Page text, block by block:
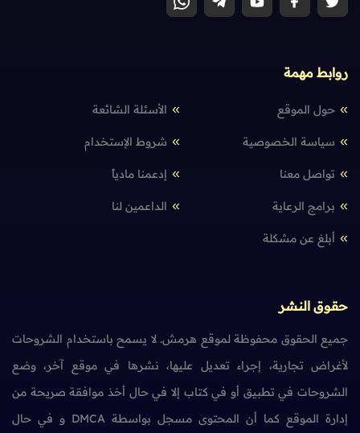
روابط مهمة
حول الموقع الأسئلة الشائعة
سياسة الخصوصية شروط الإستخدام
تواصل معنا إدعمنا مادياً
برامج الرعاية الداعمين لنا
أبلغ عن مشكلة
حقوق النشر
جميع الحقوق محفوظة لموقع هرمش. لا يسمح باستخدام الشروحات
لأغراض تجارية، إجراء تعديل عليها، نشرها في موقع آخر، وضع
الشروحات في تطبيق أو في كتاب إلا في حال أخذ موافقة صريحة من
إدارة الموقع كما أن المحتوى مسجل بواسطة DMCA و في حال